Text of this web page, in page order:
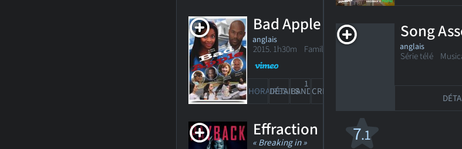
Bad Apple
anglais
2015. 1h30m Familial
HORAIRES
DÉTAILSBANDE-ANN
1
CRITIQUES
7.1
Effraction
« Breaking in »
Song
anglais
Série télé